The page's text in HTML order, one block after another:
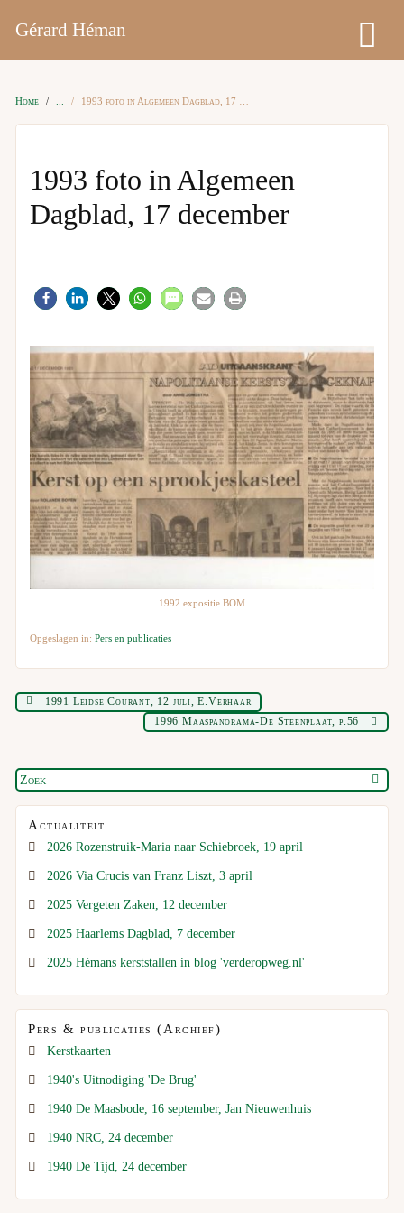
Gérard Héman
Home 1993 foto in Algemeen Dagblad, 17 december
1993 foto in Algemeen
Dagblad, 17 december
1992 expositie BOM
Opgeslagen in:Pers en publicaties
1991 Leidse Courant, 12 juli, E.Verhaar
1996 Maaspanorama-De Steenplaat, p.56
Actualiteit
2026 Rozenstruik-Maria naar Schiebroek, 19 april
2026 Via Crucis van Franz Liszt, 3 april
2025 Vergeten Zaken, 12 december
2025 Haarlems Dagblad, 7 december
2025 Hémans kerststallen in blog 'verderopweg.nl'
Pers & publicaties (Archief)
Kerstkaarten
1940's Uitnodiging 'De Brug'
1940 De Maasbode, 16 september, Jan Nieuwenhuis
1940 NRC, 24 december
1940 De Tijd, 24 december